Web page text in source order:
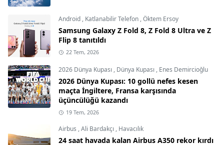
Android , Katlanabilir Telefon ,Öktem Ersoy
Samsung Galaxy Z Fold 8, Z Fold 8 Ultra ve Z
Flip 8 tanıtıldı
22 Tem, 2026
2026 Dünya Kupası , Dünya Kupası , Enes Demircioğlu
2026 Dünya Kupası: 10 gollü nefes kesen
maçta İngiltere, Fransa karşısında
üçüncülüğü kazandı
19 Tem, 2026
Airbus ,Ali Bardakçı , Havacılık
24 saat havada kalan Airbus A350 rekor kırdı